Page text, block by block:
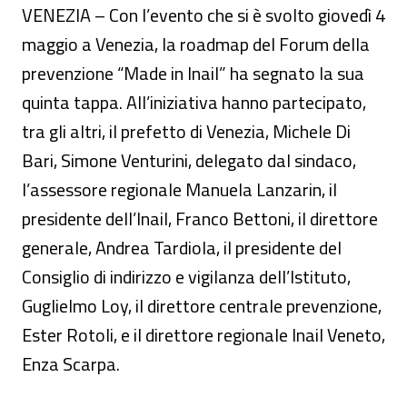
VENEZIA – Con l’evento che si è svolto giovedì 4
maggio a Venezia, la roadmap del Forum della
prevenzione “Made in Inail” ha segnato la sua
quinta tappa. All’iniziativa hanno partecipato,
tra gli altri, il prefetto di Venezia, Michele Di
Bari, Simone Venturini, delegato dal sindaco,
l’assessore regionale Manuela Lanzarin, il
presidente dell’Inail, Franco Bettoni, il direttore
generale, Andrea Tardiola, il presidente del
Consiglio di indirizzo e vigilanza dell’Istituto,
Guglielmo Loy, il direttore centrale prevenzione,
Ester Rotoli, e il direttore regionale Inail Veneto,
Enza Scarpa.